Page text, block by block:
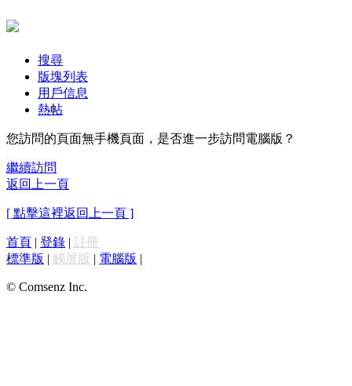
搜尋
版塊列表
用戶信息
熱帖
您訪問的頁面無手機頁面，是否進一步訪問電腦版？
繼續訪問
返回上一頁
[ 點擊這裡返回上一頁 ]
首頁 | 登錄 | 註冊
標準版 | 觸屏版 | 電腦版 |
© Comsenz Inc.